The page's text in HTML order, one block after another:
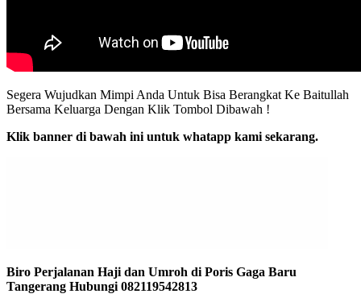
Segera Wujudkan Mimpi Anda Untuk Bisa Berangkat Ke Baitullah
Bersama Keluarga Dengan Klik Tombol Dibawah !
Klik banner di bawah ini untuk whatapp kami sekarang.
Biro Perjalanan Haji dan Umroh di Poris Gaga Baru
Tangerang Hubungi 082119542813